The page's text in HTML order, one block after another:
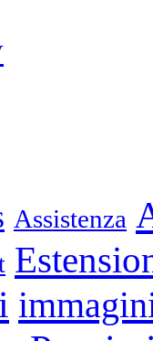
Assistenza